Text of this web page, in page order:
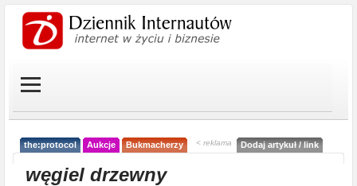
the:protocol Aukcje Bukmacherzy < reklama Dodaj artykuł / link
węgiel drzewny